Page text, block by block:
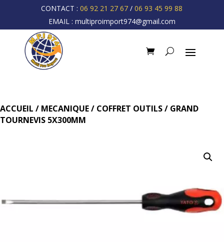
CONTACT :06 92 21 27 67 /06 93 45 99 88
EMAIL : multiproimport974@gmail.com
ACCUEIL / MECANIQUE/ COFFRET OUTILS/ GRAND
TOURNEVIS 5X300MM